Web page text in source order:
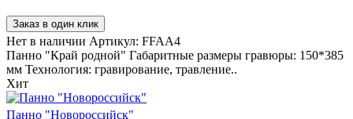
Панно "Край родной"
0.00 RUB
В корзину
Заказ в один клик
Нет в наличии Артикул:FFAA4